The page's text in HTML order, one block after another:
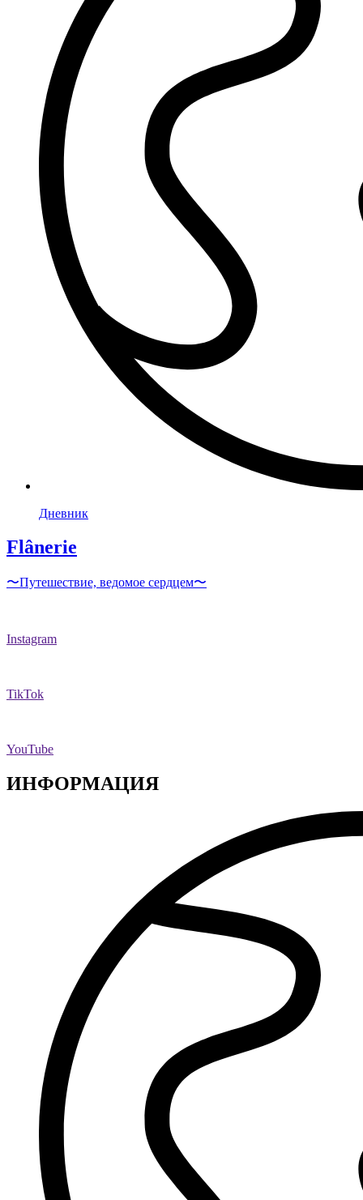
Дневник
Flânerie
〜Путешествие, ведомое сердцем〜
Instagram
TikTok
YouTube
ИНФОРМАЦИЯ